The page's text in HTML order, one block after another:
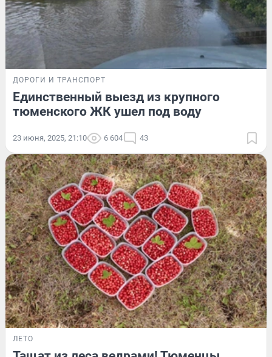
ДОРОГИ И ТРАНСПОРТ
Единственный выезд из крупного
тюменского ЖК ушел под воду
23 июня, 2025, 21:10 6 604 43
ЛЕТО